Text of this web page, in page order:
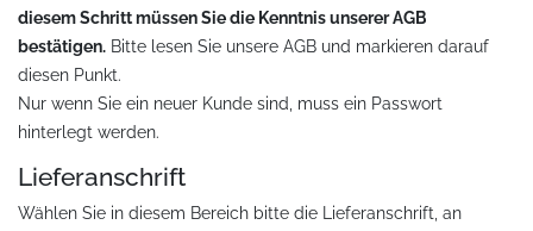
diesem Schritt müssen Sie die Kenntnis unserer AGB
bestätigen. Bitte lesen Sie unsere AGB und markieren darauf
diesen Punkt.
Nur wenn Sie ein neuer Kunde sind, muss ein Passwort
hinterlegt werden.
Lieferanschrift
Wählen Sie in diesem Bereich bitte die Lieferanschrift, an